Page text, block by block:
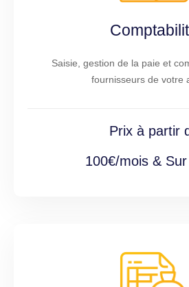
Saisie, gestion de la paie et
fournisseurs de votre
Prix à partir
100€/mois &